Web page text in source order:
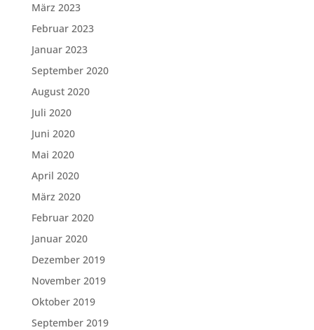
März 2023
Februar 2023
Januar 2023
September 2020
August 2020
Juli 2020
Juni 2020
Mai 2020
April 2020
März 2020
Februar 2020
Januar 2020
Dezember 2019
November 2019
Oktober 2019
September 2019